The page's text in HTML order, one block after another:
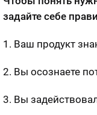
задайте себе
1. Ваш продукт
2. Вы осознаете
3. Вы